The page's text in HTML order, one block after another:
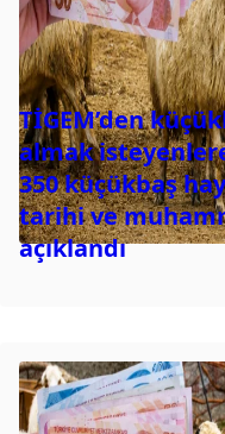
TİGEM’den
almak
350 küçükbaş
tarihi ve
açıklandı